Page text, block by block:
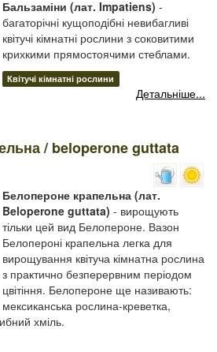
Бальзаміни (лат. Impatiens) -
багаторічні кущоподібні невибагливі
квітучі кімнатні рослини з соковитими
крихкими прямостоячими стеблами.
Квітучі кімнатні рослини
Детальніше...
/ beloperone guttata
Белопероне крапельна (лат.
Beloperone guttata) - вирощують
тільки цей вид Белопероне. Вазон
Белопероні крапельна легка для
вирощування квітуча кімнатна рослина
з практично безперервним періодом
цвітіння. Белопероне ще називають:
мексиканська рослина-креветка,
хміль.